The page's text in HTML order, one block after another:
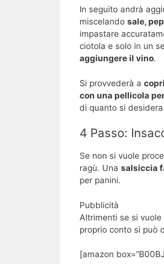
In seguito andrà
miscelando sale,
impastare
ciotola e solo in un
aggiungere il vino.
Si provvederà a
con una pellicola
di quanto si
4 Passo:
Se non si vuole
ragù. Una salsiccia
per panini.
Pubblicità
Altrimenti se si
proprio conto si può
[amazon